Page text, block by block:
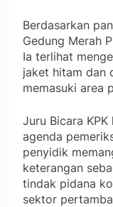
Berdasarkan
Gedung Merah
Ia terlihat
jaket hitam dan
memasuki area
Juru Bicara KPK
agenda
penyidik
keterangan
tindak pidana
sektor